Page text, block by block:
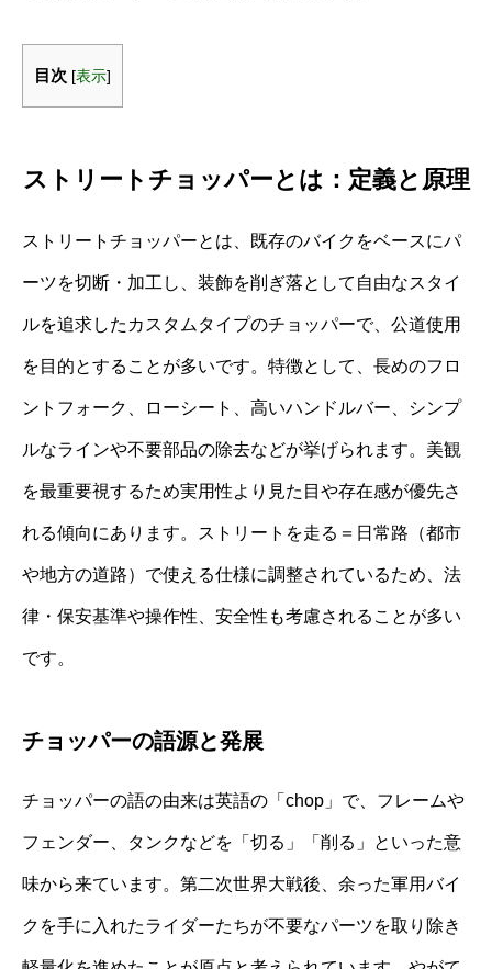
目次 [表示]
ストリートチョッパーとは：定義と原理
ストリートチョッパーとは、既存のバイクをベースにパ
ーツを切断・加工し、装飾を削ぎ落として自由なスタイ
ルを追求したカスタムタイプのチョッパーで、公道使用
を目的とすることが多いです。特徴として、長めのフロ
ントフォーク、ローシート、高いハンドルバー、シンプ
ルなラインや不要部品の除去などが挙げられます。美観
を最重要視するため実用性より見た目や存在感が優先さ
れる傾向にあります。ストリートを走る＝日常路（都市
や地方の道路）で使える仕様に調整されているため、法
律・保安基準や操作性、安全性も考慮されることが多い
です。
チョッパーの語源と発展
チョッパーの語の由来は英語の「chop」で、フレームや
フェンダー、タンクなどを「切る」「削る」といった意
味から来ています。第二次世界大戦後、余った軍用バイ
クを手に入れたライダーたちが不要なパーツを取り除き